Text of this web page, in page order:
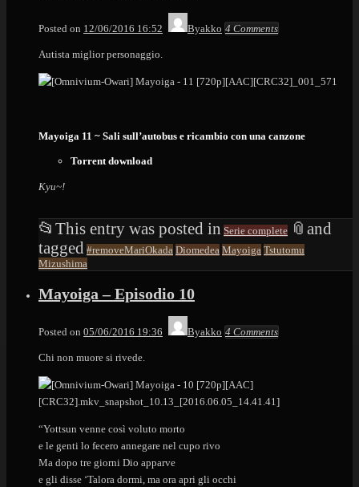
Posted on 12/06/2016 16:52 Byakko 4 Comments
Autista miglior personaggio.
Mayoiga 11 ~ Sali sull’autobus e ricambio con una canzone
Torrent download
Kyu~!
📂 This entry was posted in Serie complete 📎 and
tagged #removeMariOkada Diomedea Mayoiga Tstutomu
Mizushima
Mayoiga – Episodio 10
Posted on 05/06/2016 19:36 Byakko 4 Comments
Chi non muore si rivede.
“Yottsun venne così voluto morto
e le genti lo fecero annegare nel cupo rivo
Ma dopo tre giorni Dio apparve
e gli disse ‘Talora dormi, ma ora apri gli occhi